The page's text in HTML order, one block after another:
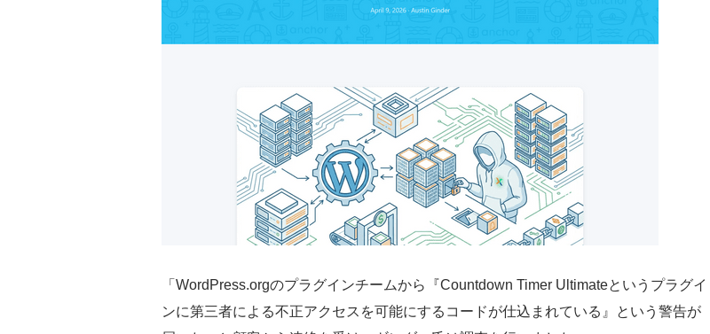
「WordPress.orgのプラグインチームから『Countdown Timer Ultimateというプラグイ
ンに第三者による不正アクセスを可能にするコードが仕込まれている』という警告が